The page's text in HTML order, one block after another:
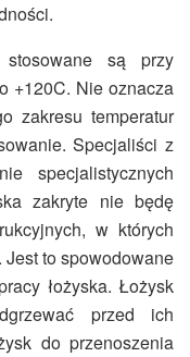
stosowane są przy
+120C. Nie oznacza
zakresu temperatur
Specjaliści z
specjalistycznych
zakryte nie będę
w których
to spowodowane
łożyska. Łożysk
przed ich
do przenoszenia